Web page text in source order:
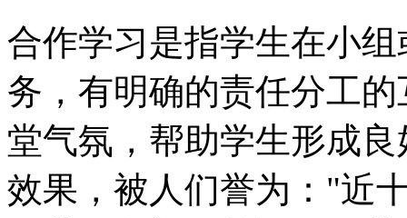
合作学习是指学生在小
务，有明确的责任分工
堂气氛，帮助学生形成
效果，被人们誉为："近